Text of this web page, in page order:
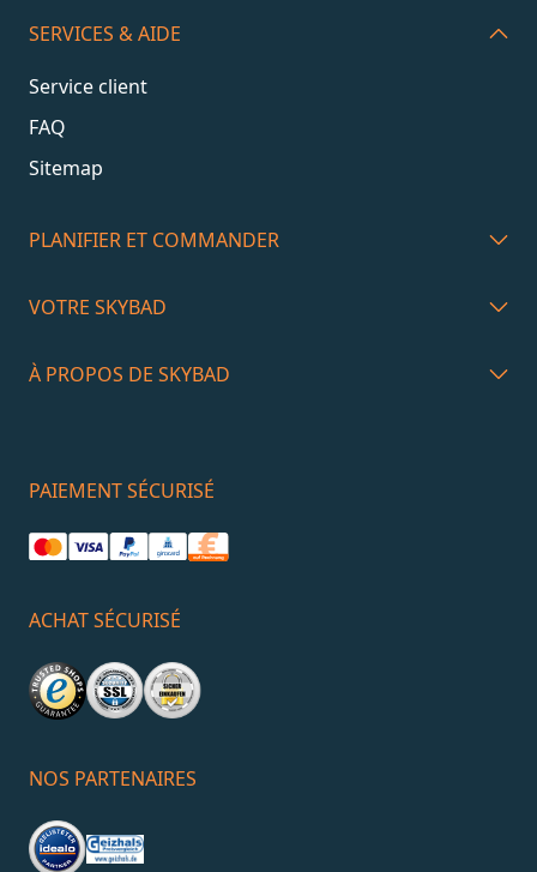
SERVICES & AIDE
Service client
FAQ
Sitemap
PLANIFIER ET COMMANDER
VOTRE SKYBAD
À PROPOS DE SKYBAD
PAIEMENT SÉCURISÉ
ACHAT SÉCURISÉ
NOS PARTENAIRES